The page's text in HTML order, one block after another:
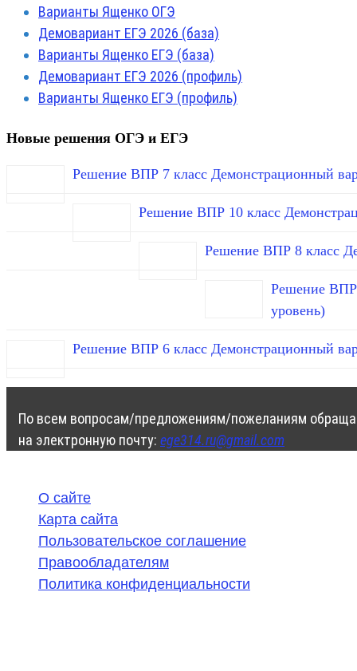
Варианты Ященко ОГЭ
Демовариант ЕГЭ 2026 (база)
Варианты Ященко ЕГЭ (база)
Демовариант ЕГЭ 2026 (профиль)
Варианты Ященко ЕГЭ (профиль)
Новые решения ОГЭ и ЕГЭ
Решение ВПР 7 класс Демонстрационный
Решение ВПР 10 класс
Решение ВПР 8 класс
Решение ВПР
уровень)
Решение ВПР 6 класс Демонстрационный
По всем вопросам/предложениям/пожеланиям
на электронную почту: ege314.ru@gmail.com
О сайте
Карта сайта
Пользовательское соглашение
Правообладателям
Политика конфиденциальности